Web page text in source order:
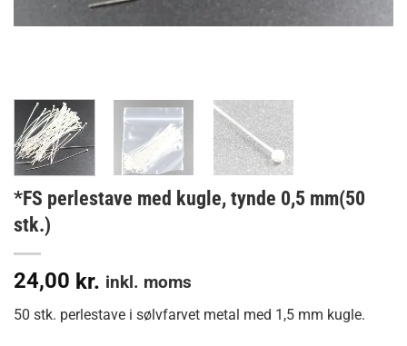
*FS perlestave med kugle, tynde 0,5 mm(50
stk.)
24,00 kr. inkl. moms
50 stk. perlestave i sølvfarvet metal med 1,5 mm kugle.